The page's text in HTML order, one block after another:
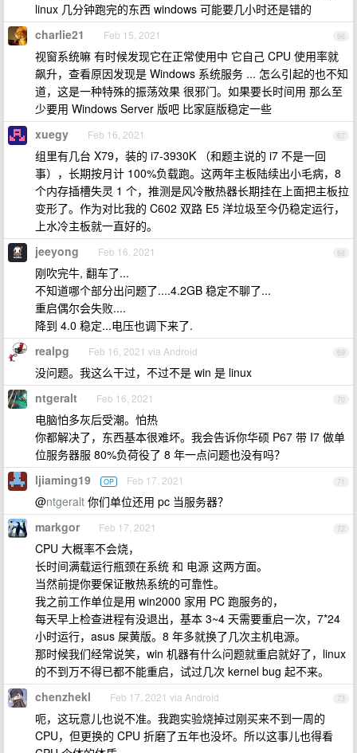
linux 几分钟跑完的东西 windows 可能要几小时还是错的
66
charlie21 Feb 15, 2021
视窗系统嘛 有时候发现它在正常使用中 它自己 CPU 使用率就
飙升，查看原因发现是 Windows 系统服务 ... 怎么引起的也不知
道，这是一种特殊的振荡效果 很邪门。如果要长时间用 那么至
少要用 Windows Server 版吧 比家庭版稳定一些
67
xuegy Feb 16, 2021
组里有几台 X79，装的 i7-3930K （和题主说的 i7 不是一回
事），长期按月计 100%负载跑。这两年主板陆续出小毛病，8
个内存插槽失灵 1 个，推测是风冷散热器长期挂在上面把主板拉
变形了。作为对比我的 C602 双路 E5 洋垃圾至今仍稳定运行，
上水冷主板就一直好的。
68
jeeyong Feb 16, 2021
刚吹完牛, 翻车了...
不知道哪个部分出问题了....4.2GB 稳定不聊了...
重启偶尔会失败....
降到 4.0 稳定...电压也调下来了.
69
realpg Feb 16, 2021 via Android
没问题。我这么干过，不过不是 win 是 linux
70
ntgeralt Feb 16, 2021
电脑怕多灰后受潮。怕热
你都解决了，东西基本很难坏。我会告诉你华硕 P67 带 I7 做单
位服务器服 80%负荷役了 8 年一点问题也没有吗？
71
ljiaming19 OP Feb 17, 2021
@ntgeralt 你们单位还用 pc 当服务器？
72
markgor Feb 17, 2021
CPU 大概率不会烧，
长时间满载运行瓶颈在系统 和 电源 这两方面。
当然前提你要保证散热系统的可靠性。
我之前工作单位是用 win2000 家用 PC 跑服务的，
每天早上检查进程有没退出，基本 3~4 天需要重启一次，7*24
小时运行，asus 屎黄版。8 年多就换了几次主机电源。
那时候我们经常说笑，win 机器有什么问题就重启就好了，linux
的不到万不得已都不能重启，试过几次 kernel bug 起不来。
73
chenzhekl Feb 17, 2021 via Android
呃，这玩意儿也说不准。我跑实验烧掉过刚买来不到一周的
CPU，但更换的 CPU 折磨了五年也没坏。所以这事儿也得看